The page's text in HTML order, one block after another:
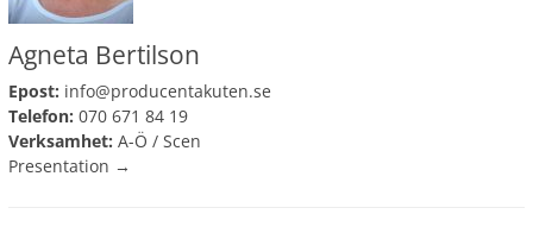
Agneta Bertilson
Epost: info@producentakuten.se
Telefon: 070 671 84 19
Verksamhet: A-Ö / Scen
Presentation →